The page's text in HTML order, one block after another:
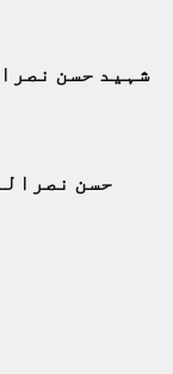
شہید حسن
حسن